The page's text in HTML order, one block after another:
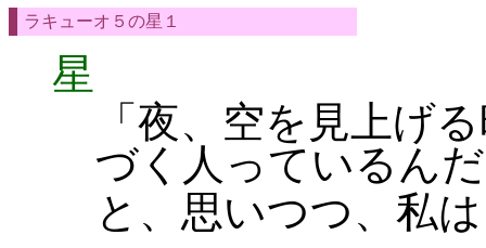
ラキューオ５の星１
星
「夜、空を見上げ
づく人っているん
と、思いつつ、私